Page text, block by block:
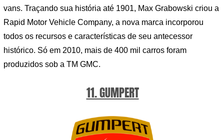
vans. Traçando sua história até 1901, Max Grabowski criou a
Rapid Motor Vehicle Company, a nova marca incorporou
todos os recursos e características de seu antecessor
histórico. Só em 2010, mais de 400 mil carros foram
produzidos sob a TM GMC.
11. GUMPERT